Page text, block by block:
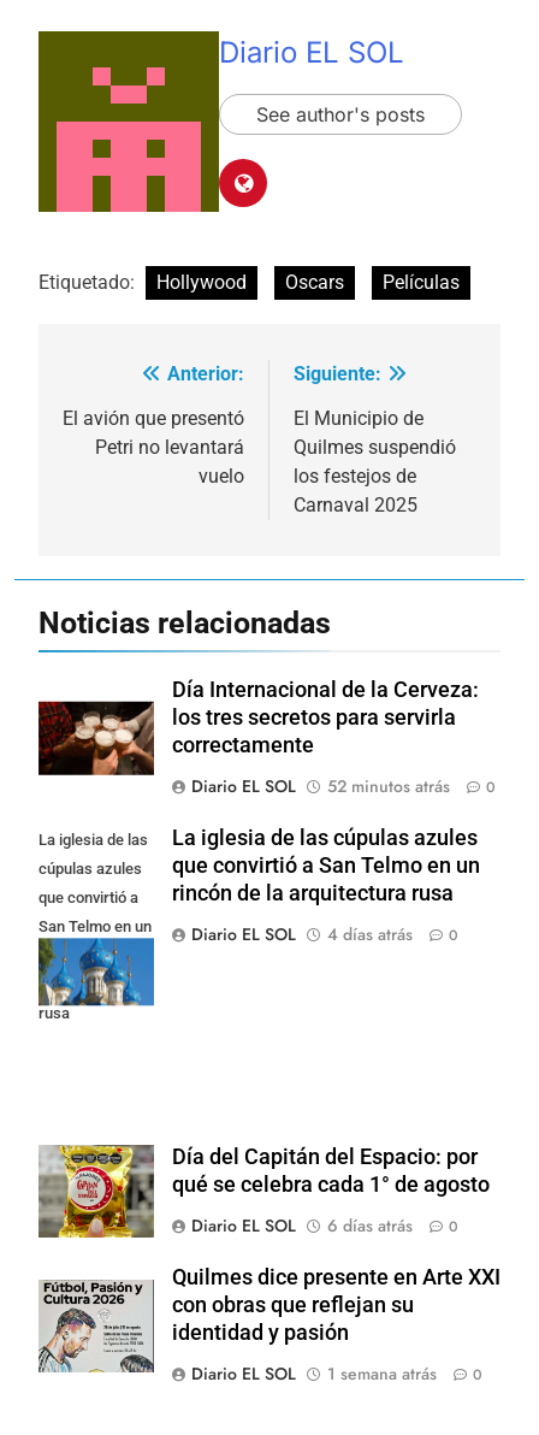
Diario EL SOL
See author's posts
Etiquetado: Hollywood Oscars Películas
Navegación
de
Anterior:
El avión que presentó
Petri no levantará
vuelo
Siguiente:
El Municipio de
Quilmes suspendió
los festejos de
Carnaval 2025
Noticias relacionadas
Día Internacional de la Cerveza:
los tres secretos para servirla
correctamente
Diario EL SOL
52 minutos atrás 0
La iglesia de las
cúpulas azules
que convirtió a
San Telmo en un
rincón de la
arquitectura
rusa
La iglesia de las cúpulas azules
que convirtió a San Telmo en un
rincón de la arquitectura rusa
Diario EL SOL
4 días atrás 0
Día del Capitán del Espacio: por
qué se celebra cada 1° de agosto
Diario EL SOL
6 días atrás 0
Quilmes dice presente en Arte XXI
con obras que reflejan su
identidad y pasión
Diario EL SOL
1 semana atrás 0